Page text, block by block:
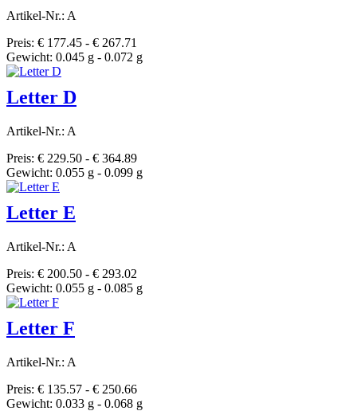
Artikel-Nr.: A
Preis: € 177.45 - € 267.71
Gewicht: 0.045 g - 0.072 g
Letter D
Artikel-Nr.: A
Preis: € 229.50 - € 364.89
Gewicht: 0.055 g - 0.099 g
Letter E
Artikel-Nr.: A
Preis: € 200.50 - € 293.02
Gewicht: 0.055 g - 0.085 g
Letter F
Artikel-Nr.: A
Preis: € 135.57 - € 250.66
Gewicht: 0.033 g - 0.068 g